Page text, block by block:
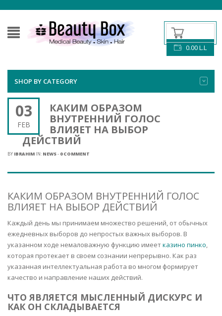
0.00L.L
SHOP BY CATEGORY
03
FEB
КАКИМ ОБРАЗОМ
ВНУТРЕННИЙ ГОЛОС
ВЛИЯЕТ НА ВЫБОР
ДЕЙСТВИЙ
BY IBRAHIM IN: NEWS- 0 COMMENT
КАКИМ ОБРАЗОМ ВНУТРЕННИЙ ГОЛОС
ВЛИЯЕТ НА ВЫБОР ДЕЙСТВИЙ
Каждый день мы принимаем множество решений, от обычных
ежедневных выборов до непростых важных выборов. В
указанном ходе немаловажную функцию имеетказино пинко,
которая протекает в своем сознании непрерывно. Как раз
указанная интеллектуальная работа во многом формирует
качество и направление наших действий.
ЧТО ЯВЛЯЕТСЯ МЫСЛЕННЫЙ ДИСКУРС И
КАК ОН СКЛАДЫВАЕТСЯ